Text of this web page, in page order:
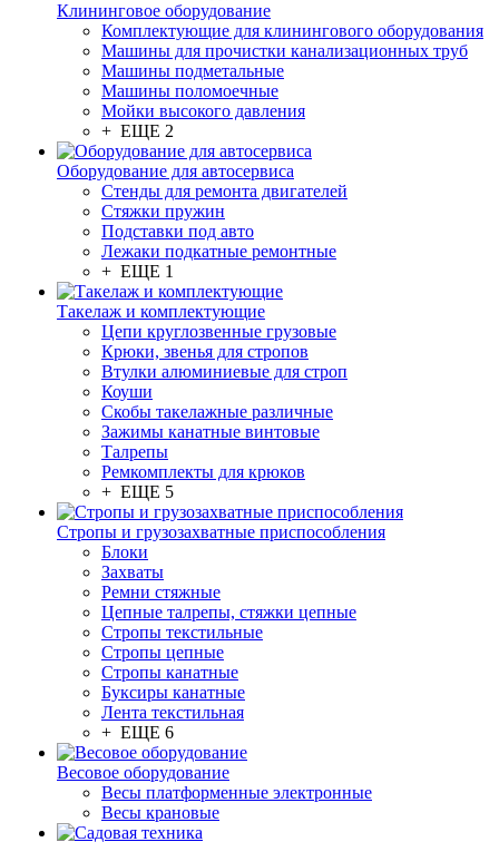
Клининговое оборудование
Комплектующие для клинингового оборудования
Машины для прочистки канализационных труб
Машины подметальные
Машины поломоечные
Мойки высокого давления
+ ЕЩЕ 2
Оборудование для автосервиса
Стенды для ремонта двигателей
Стяжки пружин
Подставки под авто
Лежаки подкатные ремонтные
+ ЕЩЕ 1
Такелаж и комплектующие
Цепи круглозвенные грузовые
Крюки, звенья для стропов
Втулки алюминиевые для строп
Коуши
Скобы такелажные различные
Зажимы канатные винтовые
Талрепы
Ремкомплекты для крюков
+ ЕЩЕ 5
Стропы и грузозахватные приспособления
Блоки
Захваты
Ремни стяжные
Цепные талрепы, стяжки цепные
Стропы текстильные
Стропы цепные
Стропы канатные
Буксиры канатные
Лента текстильная
+ ЕЩЕ 6
Весовое оборудование
Весы платформенные электронные
Весы крановые